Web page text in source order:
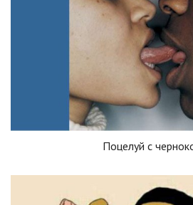
Поцелуй с